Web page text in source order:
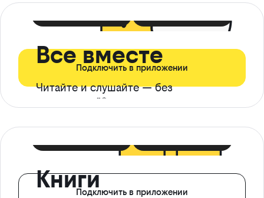
Все вместе
Читайте и слушайте — без
ограничений*
Подключить в приложении
КнигиПодключить в приложении